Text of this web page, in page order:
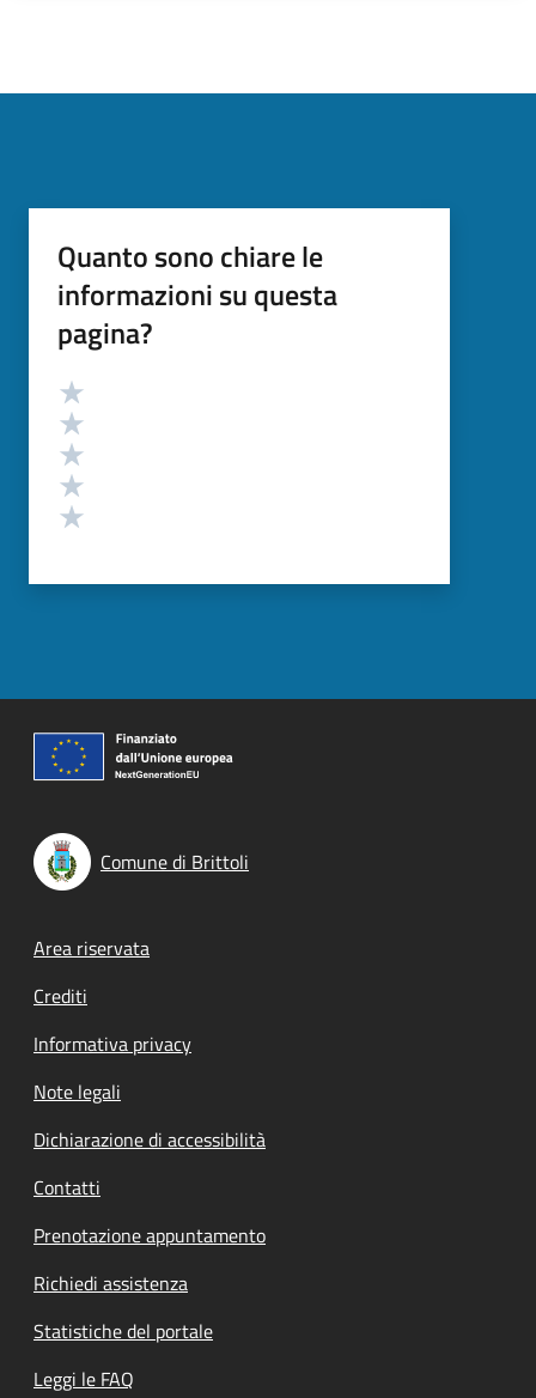
Quanto sono chiare le
informazioni su questa
pagina?
Valutazione
Comune di Brittoli
Footer menu
Area riservata
Crediti
Informativa privacy
Note legali
Dichiarazione di accessibilità
Contatti
Prenotazione appuntamento
Richiedi assistenza
Statistiche del portale
Leggi le FAQ